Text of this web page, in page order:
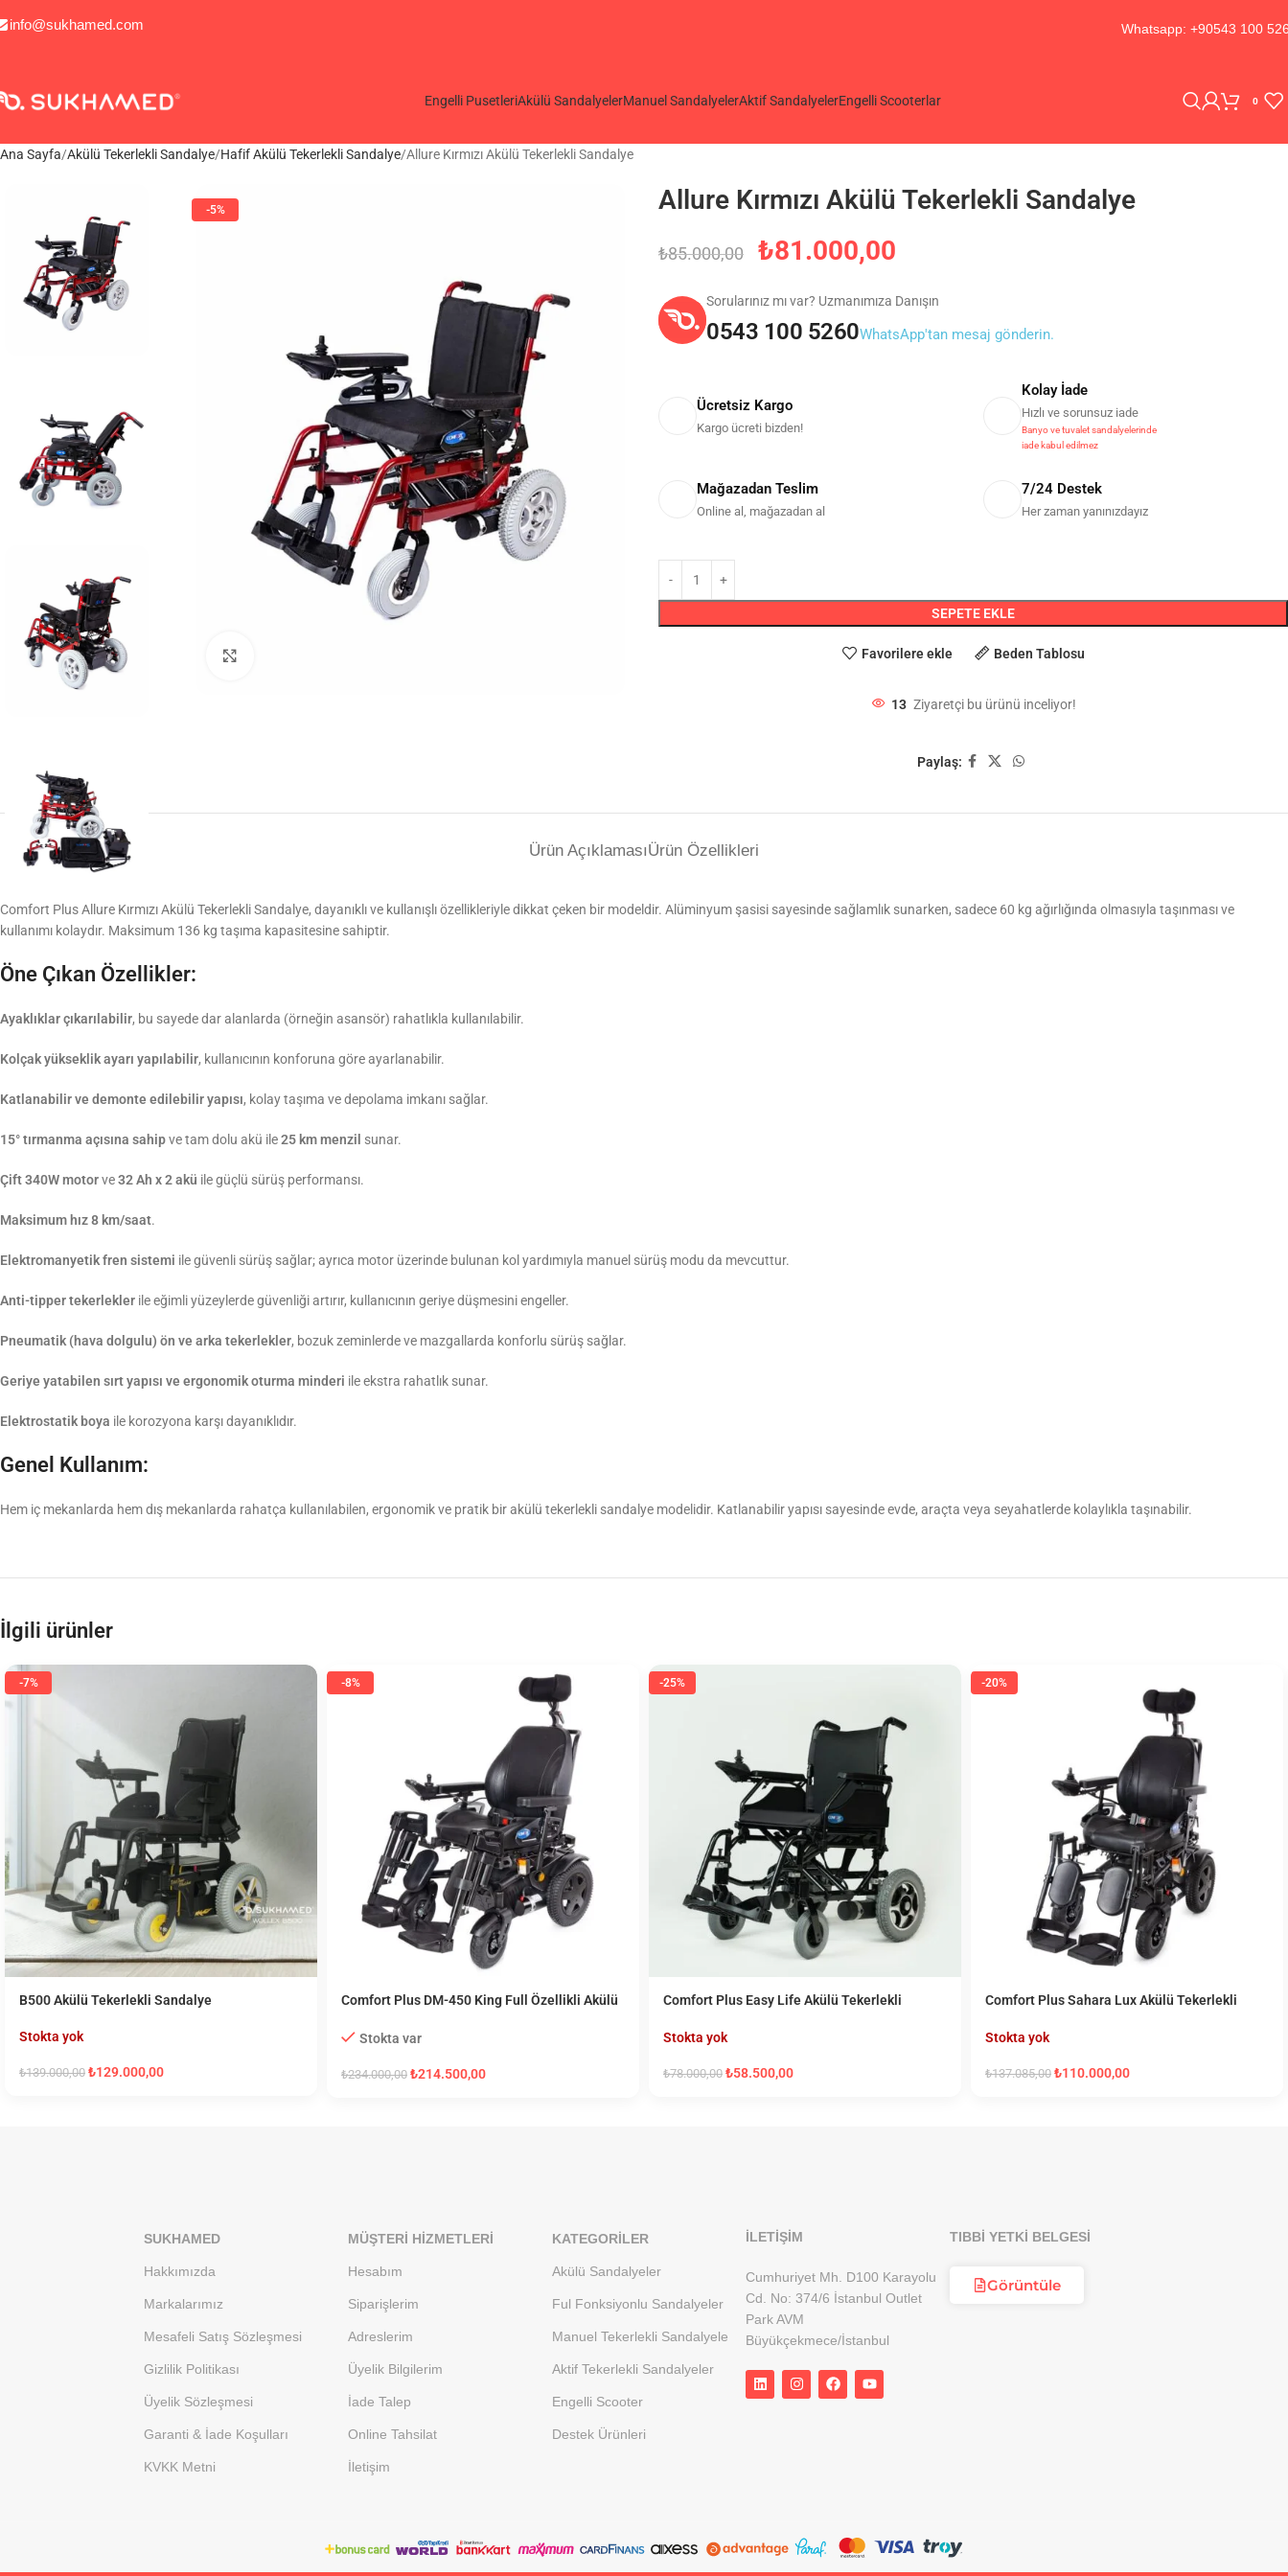
info@sukhamed.com Whatsapp: +90543 100
Engelli PusetleriAkülü SandalyelerManuel SandalyelerAktif SandalyelerEngelli Scooterlar 0
Ana Sayfa Akülü Tekerlekli Sandalye Hafif Akülü Tekerlekli Sandalye Allure Kırmızı Akülü Tekerlekli Sandalye
-5% Allure Kırmızı Akülü Tekerlekli Sandalye
₺85.000,00 ₺81.000,00
Sorularınız mı var? Uzmanımıza Danışın
0543 100 5260WhatsApp'tan mesaj gönderin.
Ücretsiz Kargo
Kargo ücreti bizden!
Kolay İade
Hızlı ve sorunsuz iade
Banyo ve tuvalet sandalyelerinde
iade kabul edilmez
Mağazadan Teslim
Online al, mağazadan al
7/24 Destek
Her zaman yanınızdayız
SEPETE EKLE
Favorilere ekle Beden Tablosu
13 Ziyaretçi bu ürünü inceliyor!
Paylaş:
Ürün AçıklamasıÜrün Özellikleri
Comfort Plus Allure Kırmızı Akülü Tekerlekli Sandalye, dayanıklı ve kullanışlı özellikleriyle dikkat çeken bir modeldir. Alüminyum şasisi sayesinde sağlamlık sunarken, sadece 60 kg ağırlığında olmasıyla taşınması ve
kullanımı kolaydır. Maksimum 136 kg taşıma kapasitesine sahiptir.
Öne Çıkan Özellikler:
Ayaklıklar çıkarılabilir, bu sayede dar alanlarda (örneğin asansör) rahatlıkla kullanılabilir.
Kolçak yükseklik ayarı yapılabilir, kullanıcının konforuna göre ayarlanabilir.
Katlanabilir ve demonte edilebilir yapısı, kolay taşıma ve depolama imkanı sağlar.
15° tırmanma açısına sahipve tam dolu akü ile25 km menzil sunar.
Çift 340W motorve32 Ah x 2 akü ile güçlü sürüş performansı.
Maksimum hız 8 km/saat.
Elektromanyetik fren sistemi ile güvenli sürüş sağlar; ayrıca motor üzerinde bulunan kol yardımıyla manuel sürüş modu da mevcuttur.
Anti-tipper tekerlekler ile eğimli yüzeylerde güvenliği artırır, kullanıcının geriye düşmesini engeller.
Pneumatik (hava dolgulu) ön ve arka tekerlekler, bozuk zeminlerde ve mazgallarda konforlu sürüş sağlar.
Geriye yatabilen sırt yapısı ve ergonomik oturma minderi ile ekstra rahatlık sunar.
Elektrostatik boya ile korozyona karşı dayanıklıdır.
Genel Kullanım:
Hem iç mekanlarda hem dış mekanlarda rahatça kullanılabilen, ergonomik ve pratik bir akülü tekerlekli sandalye modelidir. Katlanabilir yapısı sayesinde evde, araçta veya seyahatlerde kolaylıkla taşınabilir.
İlgili ürünler
-7%
B500 Akülü Tekerlekli Sandalye
Stokta yok
₺139.000,00 ₺129.000,00
-8%
Comfort Plus DM-450 King Full Özellikli Akülü
Stokta var
₺234.000,00 ₺214.500,00
-25%
Comfort Plus Easy Life Akülü Tekerlekli
Stokta yok
₺78.000,00 ₺58.500,00
-20%
Comfort Plus Sahara Lux Akülü Tekerlekli
Stokta yok
₺137.085,00 ₺110.000,00
SUKHAMED
Hakkımızda
Markalarımız
Mesafeli Satış Sözleşmesi
Gizlilik Politikası
Üyelik Sözleşmesi
Garanti & İade Koşulları
KVKK Metni
MÜŞTERI HIZMETLERI
Hesabım
Siparişlerim
Adreslerim
Üyelik Bilgilerim
İade Talep
Online Tahsilat
İletişim
KATEGORILER
Akülü Sandalyeler
Ful Fonksiyonlu Sandalyeler
Manuel Tekerlekli Sandalyele
Aktif Tekerlekli Sandalyeler
Engelli Scooter
Destek Ürünleri
İLETİŞİM
Cumhuriyet Mh. D100 Karayolu
Cd. No: 374/6 İstanbul Outlet
Park AVM
Büyükçekmece/İstanbul
TIBBİ YETKİ BELGESİ
Görüntüle